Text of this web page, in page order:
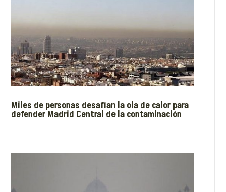
Miles de personas desafían la ola de calor para
defender Madrid Central de la contaminación